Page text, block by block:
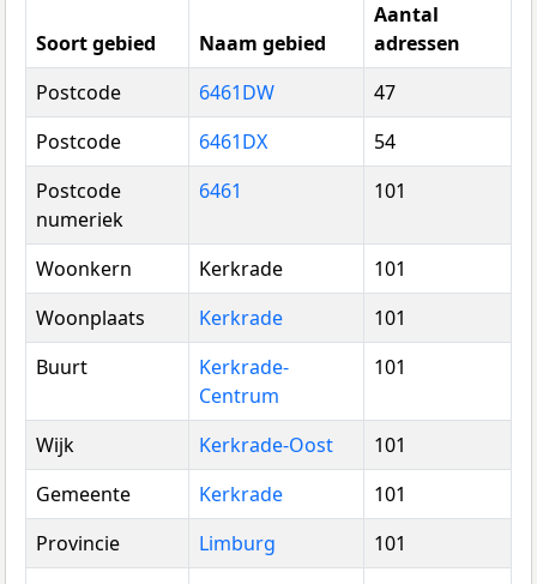
Soort gebied Naam gebied
Aantal
adressen
Postcode
6461DW
47
Postcode
6461DX
54
Postcode
numeriek
6461 101
Woonkern Kerkrade
101
Woonplaats
Kerkrade
101
Buurt
Kerkrade-
Centrum
101
Wijk Kerkrade-Oost
101
Gemeente
Kerkrade
101
Provincie
Limburg
101